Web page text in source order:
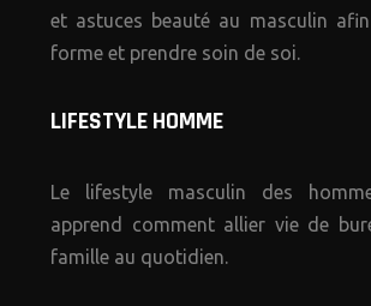
et astuces beauté au masculin
forme et prendre soin de soi.
LIFESTYLE HOMME
Le lifestyle masculin des
apprend comment allier vie de
famille au quotidien.